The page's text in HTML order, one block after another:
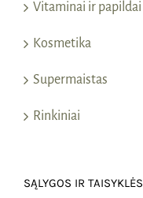
Vitaminai ir papildai
Kosmetika
Supermaistas
Rinkiniai
SĄLYGOS IR TAISYKLĖS